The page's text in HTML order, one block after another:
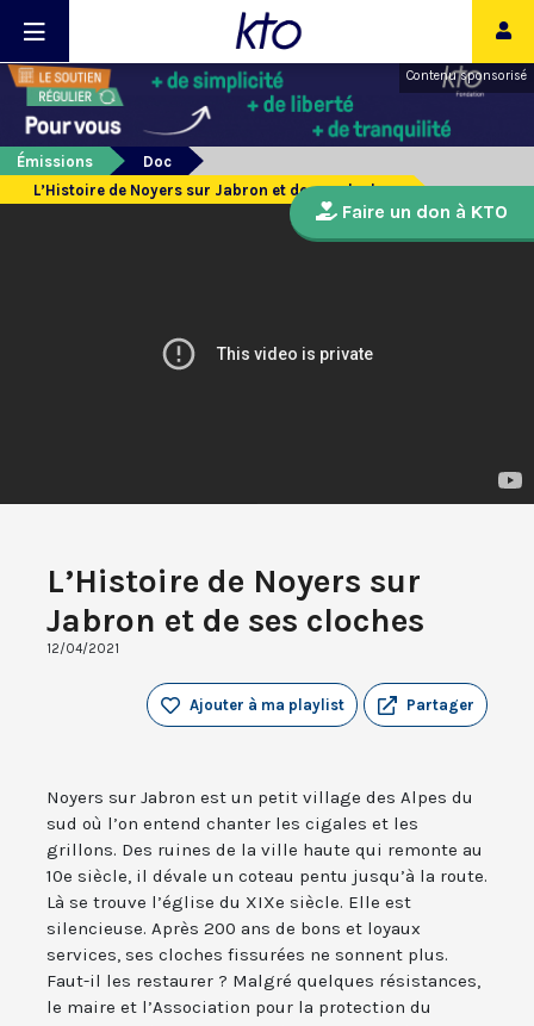
Contenu sponsorisé
Émissions
Doc
L’Histoire de Noyers sur Jabron et de ses cloches
L’Histoire de Noyers sur
Jabron et de ses cloches
12/04/2021
Partager
Ajouter à ma playlist
Noyers sur Jabron est un petit village des Alpes du
sud où l’on entend chanter les cigales et les
grillons. Des ruines de la ville haute qui remonte au
10e siècle, il dévale un coteau pentu jusqu’à la route.
Là se trouve l’église du XIXe siècle. Elle est
silencieuse. Après 200 ans de bons et loyaux
services, ses cloches fissurées ne sonnent plus.
Faut-il les restaurer ? Malgré quelques résistances,
le maire et l’Association pour la protection du
Faire un don à KTO